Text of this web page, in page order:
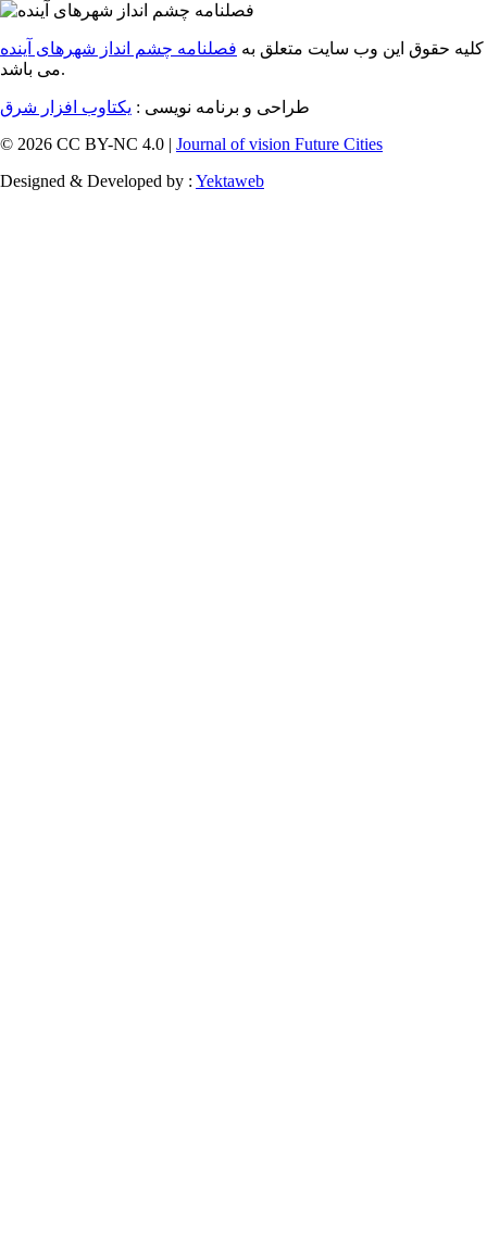
کلیه حقوق این وب سایت متعلق به فصلنامه چشم انداز شهرهای آینده
می باشد.
طراحی و برنامه نویسی : یکتاوب افزار شرق
© 2026 CC BY-NC 4.0 | Journal of vision Future Cities
Designed & Developed by : Yektaweb